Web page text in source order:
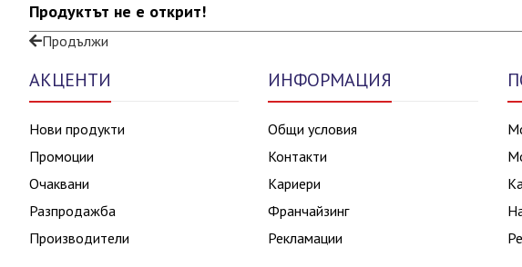
Продуктът не е открит!
Продължи
АКЦЕНТИ
Нови продукти
Промоции
Очаквани
Разпродажба
Производители
ИНФОРМАЦИЯ
Общи условия
Контакти
Кариери
Франчайзинг
Рекламации